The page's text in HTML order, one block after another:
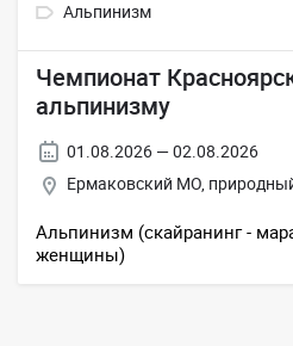
Альпинизм
Чемпионат
альпинизму
01.08.2026 — 02.08.2026
Ермаковский МО,
Альпинизм (скайранинг -
женщины)